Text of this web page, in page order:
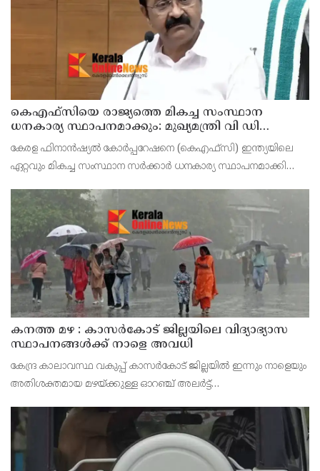
കെഎഫ്‌സിയെ രാജ്യത്തെ മികച്ച സംസ്ഥാന
ധനകാര്യ സ്ഥാപനമാക്കും: മുഖ്യമന്ത്രി വി ഡി
സതീശൻ
കേരള ഫിനാൻഷ്യൽ കോർപ്പറേഷനെ (കെഎഫ്‌സി) ഇന്ത്യയിലെ
ഏറ്റവും മികച്ച സംസ്ഥാന സർക്കാർ ധനകാര്യ സ്ഥാപനമാക്കി
ആഭിമുഖ്യത്തിൽ വിപുലീകരിച്ച 'മുഖ്യമന്ത്ര
കനത്ത മഴ : കാസർകോട് ജില്ലയിലെ വിദ്യാഭ്യാസ
സ്ഥാപനങ്ങൾക്ക് നാളെ അവധി
കേന്ദ്ര കാലാവസ്ഥ വകുപ്പ് കാസർകോട് ജില്ലയിൽ ഇന്നും നാളെയും
അതിശക്തമായ മഴയ്ക്കുള്ള ഓറഞ്ച് അലർട്ട്
പ്രൊഫഷണൽ കോളേജുകൾ ഉൾപ്പെടെയുള്ള എല്ലാ വിദ്യാഭ്യാ